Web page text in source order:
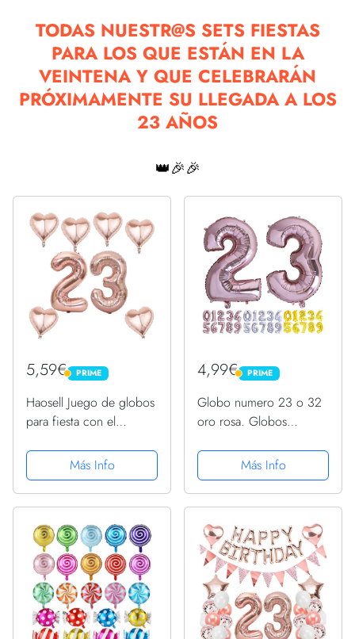
TODAS NUESTR@S SETS FIESTAS
PARA LOS QUE ESTÁN EN LA
VEINTENA Y QUE CELEBRARÁN
PRÓXIMAMENTE SU LLEGADA A LOS
23 AÑOS
👑🎉🎉
5,59€ PRIME
PRIME
Haosell Juego de globos
para fiesta con el
oro rosa, globos de
helio número 23, globos
para cumpleaños de 32
Más Info
4,99€ PRIME
PRIME
Globo numero 23 o 32
oro rosa. Globos
fiestas cumpleaños
decoración fiesta
aniversario boda tamaño
accesorio para inflar...
Más Info